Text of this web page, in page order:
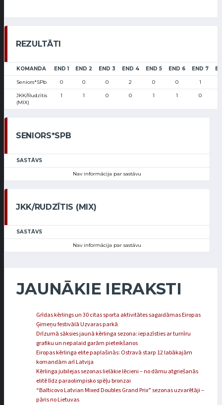
REZULTĀTI
KOMANDA END 1 END 2 END 3 END 4 END 5 END 6 END 7
Seniors*SPb 0 0 0 2 0 0 1
JKK/Rudzītis
(MIX)
1 1 0 0 1 1 0
SENIORS*SPB
SASTĀVS
Nav informācija par sastāvu
JKK/RUDZĪTIS (MIX)
SASTĀVS
Nav informācija par sastāvu
JAUNĀKIE IERAKSTI
Grīdas kērlings un 30 citas sporta aktivitātes sagaidāmas Eiropas
Ģimeņu festivālā Uzvaras parkā
Drīzumā sāksies jaunā kērlinga sezona: iepazīsties ar turnīru
grafiku un nepalaid garām pieteikšanos
Eiropas kērlinga elite paplašinās: Ostravā starp 12 labākajām
komandām arī Latvija
Kērlinga jubilejas sezonas lielākie lēcieni – no dāmu atgriešanās
elitē līdz paraolimpisko spēļu bronzai
“Balticovo Latvian Mixed Doubles Grand Prix” sezonas uzvarētāji –
pāris no Lietuvas